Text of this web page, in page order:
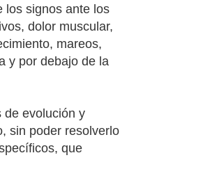
los signos ante los
dolor muscular,
mareos,
y por debajo de la
de evolución y
sin poder resolverlo
que